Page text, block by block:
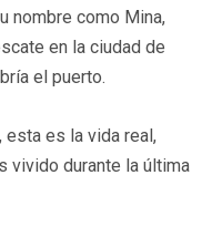
nombre como Mina,
en la ciudad de
el puerto.
esta es la vida real,
vivido durante la última